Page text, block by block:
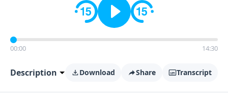
00:00 14:30
Description Download Share Transcript